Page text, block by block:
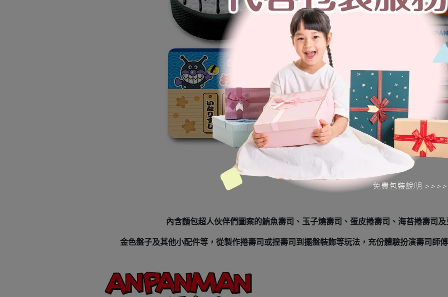
內含麵包超人伙伴們圖案的鮪魚壽司、玉子燒壽司、蛋皮捲壽司、海苔捲壽司
金色盤子及其他小配件等，從製作捲壽司或捏壽司到擺盤裝飾等玩法，充份體驗扮演壽司師